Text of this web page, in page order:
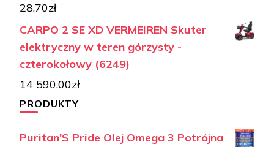
28,70zł
CARPO 2 SE XD VERMEIREN Skuter
elektryczny w teren górzysty -
czterokołowy (6249)
14 590,00zł
PRODUKTY
Puritan'S Pride Olej Omega 3 Potrójna